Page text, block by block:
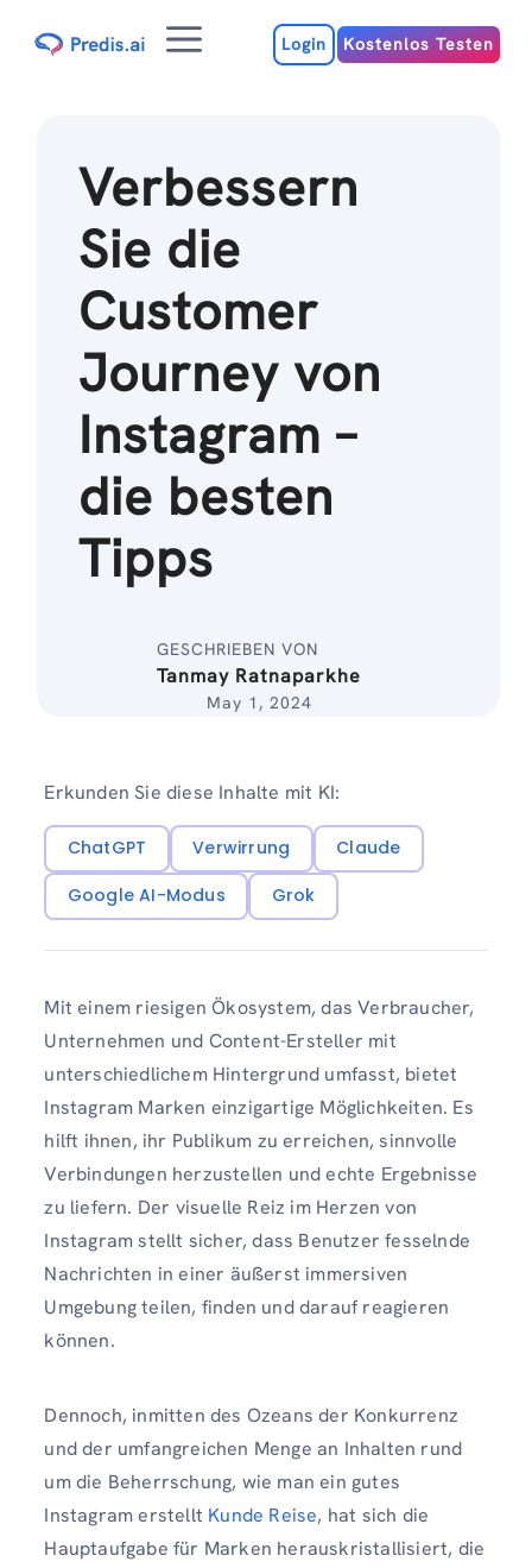
Inhalt
MenuLogin Kostenlos Testen
Verbessern
Sie die
Customer
Journey von
Instagram –
die besten
Tipps
GESCHRIEBEN VON
Tanmay Ratnaparkhe
May 1, 2024
Erkunden Sie diese Inhalte mit KI:
ChatGPT Verwirrung
Claude
Google AI-Modus
Grok
Mit einem riesigen Ökosystem, das Verbraucher,
Unternehmen und Content-Ersteller mit
unterschiedlichem Hintergrund umfasst, bietet
Instagram Marken einzigartige Möglichkeiten. Es
hilft ihnen, ihr Publikum zu erreichen, sinnvolle
Verbindungen herzustellen und echte Ergebnisse
zu liefern. Der visuelle Reiz im Herzen von
Instagram stellt sicher, dass Benutzer fesselnde
Nachrichten in einer äußerst immersiven
Umgebung teilen, finden und darauf reagieren
können.
Dennoch, inmitten des Ozeans der Konkurrenz
und der umfangreichen Menge an Inhalten rund
um die Beherrschung, wie man ein gutes
Instagram erstellt Kunde Reise, hat sich die
Hauptaufgabe für Marken herauskristallisiert, die